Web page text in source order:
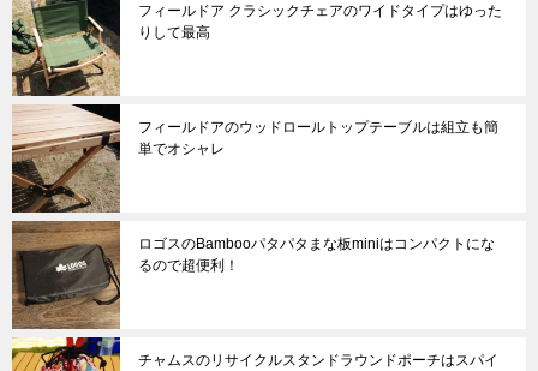
フィールドア クラシックチェアのワイドタイプはゆった
りして最高
フィールドアのウッドロールトップテーブルは組立も簡
単でオシャレ
ロゴスのBambooパタパタまな板miniはコンパクトにな
るので超便利！
チャムスのリサイクルスタンドラウンドポーチはスパイ